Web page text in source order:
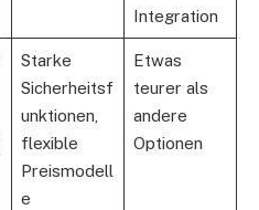
Integration
Starke
Sicherheitsf
unktionen,
flexible
Preismodell
e
Etwas
teurer als
andere
Optionen